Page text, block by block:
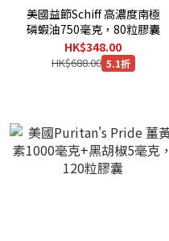
美國益節Schiff 高濃度南極
磷蝦油750毫克，80粒膠囊
HK$348.00
HK$688.00 5.1折